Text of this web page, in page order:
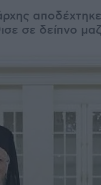
σε δείπνο